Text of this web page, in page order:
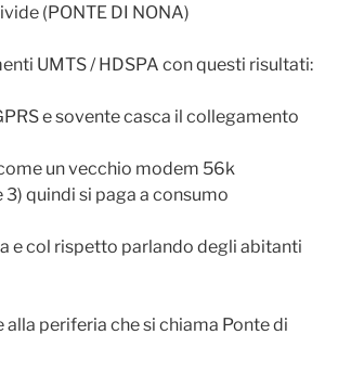
(PONTE DI NONA)
UMTS / HDSPA con questi risultati:
e sovente casca il collegamento
un vecchio modem 56k
3) quindi si paga a consumo
e col rispetto parlando degli abitanti
alla periferia che si chiama Ponte di